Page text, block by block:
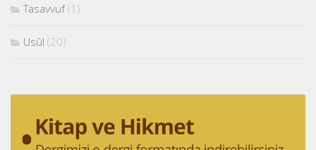
Tasavvuf(1)
Usûl (20)